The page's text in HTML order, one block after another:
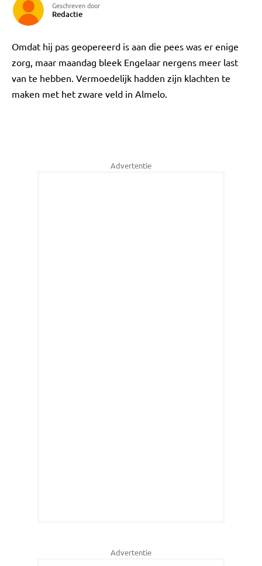
Geschreven door
Redactie
Omdat hij pas geopereerd is aan die pees was er enige
zorg, maar maandag bleek Engelaar nergens meer last
van te hebben. Vermoedelijk hadden zijn klachten te
maken met het zware veld in Almelo.
Advertentie
Advertentie